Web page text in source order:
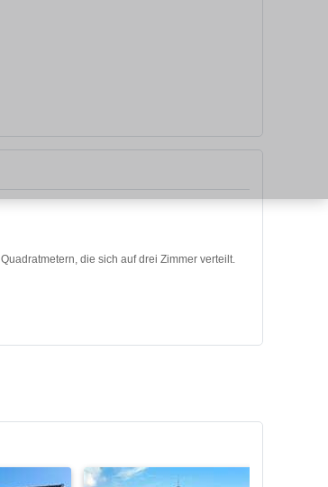
die sich auf drei Zimmer verteilt.